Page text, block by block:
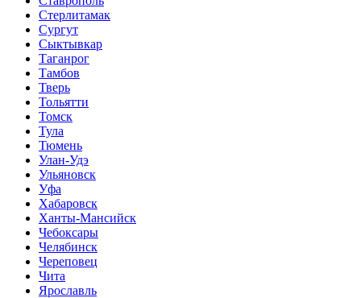
Стерлитамак
Сургут
Сыктывкар
Таганрог
Тамбов
Тверь
Тольятти
Томск
Тула
Тюмень
Улан-Удэ
Ульяновск
Уфа
Хабаровск
Ханты-Мансийск
Чебоксары
Челябинск
Череповец
Чита
Ярославль